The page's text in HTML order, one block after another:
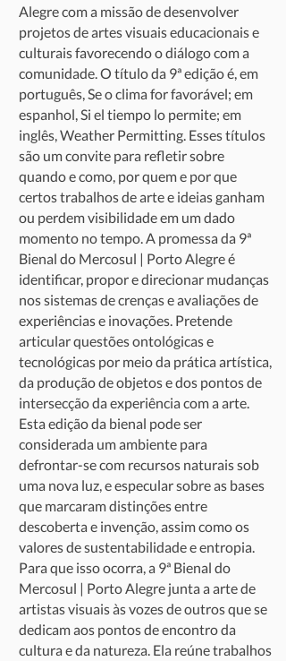
Alegre com a missão de desenvolver
projetos de artes visuais educacionais e
culturais favorecendo o diálogo com a
comunidade. O título da 9ª edição é, em
português, Se o clima for favorável; em
espanhol, Si el tiempo lo permite; em
inglês, Weather Permitting. Esses títulos
são um convite para refletir sobre
quando e como, por quem e por que
certos trabalhos de arte e ideias ganham
ou perdem visibilidade em um dado
momento no tempo. A promessa da 9ª
Bienal do Mercosul | Porto Alegre é
identificar, propor e direcionar mudanças
nos sistemas de crenças e avaliações de
experiências e inovações. Pretende
articular questões ontológicas e
tecnológicas por meio da prática artística,
da produção de objetos e dos pontos de
intersecção da experiência com a arte.
Esta edição da bienal pode ser
considerada um ambiente para
defrontar-se com recursos naturais sob
uma nova luz, e especular sobre as bases
que marcaram distinções entre
descoberta e invenção, assim como os
valores de sustentabilidade e entropia.
Para que isso ocorra, a 9ª Bienal do
Mercosul | Porto Alegre junta a arte de
artistas visuais às vozes de outros que se
dedicam aos pontos de encontro da
cultura e da natureza. Ela reúne trabalhos